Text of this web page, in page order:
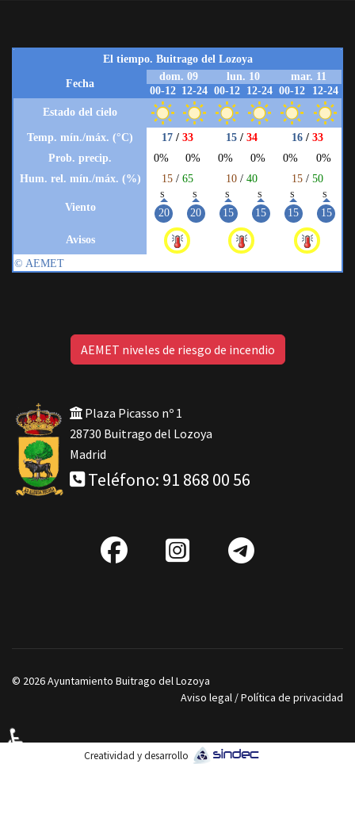
AEMET niveles de riesgo de incendio
Plaza Picasso nº 1
28730 Buitrago del Lozoya
Madrid
Teléfono: 91 868 00 56
fab
IG
© 2026 Ayuntamiento Buitrago del Lozoya
Aviso legal /Política de privacidad
Creatividad y desarrollo